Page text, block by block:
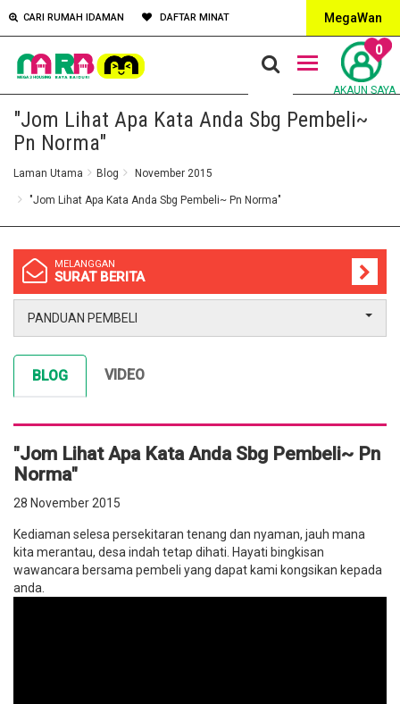
CARI RUMAH IDAMAN DAFTAR MINAT MegaWan
0
AKAUN SAYA
"Jom Lihat Apa Kata Anda Sbg Pembeli~
Pn Norma"
Laman Utama Blog November 2015
"Jom Lihat Apa Kata Anda Sbg Pembeli~ Pn Norma"
MELANGGAN
SURAT BERITA
PANDUAN PEMBELI
BLOG VIDEO
"Jom Lihat Apa Kata Anda Sbg Pembeli~ Pn
Norma"
28 November 2015
Kediaman selesa persekitaran tenang dan nyaman, jauh mana
kita merantau, desa indah tetap dihati. Hayati bingkisan
wawancara bersama pembeli yang dapat kami kongsikan kepada
anda.